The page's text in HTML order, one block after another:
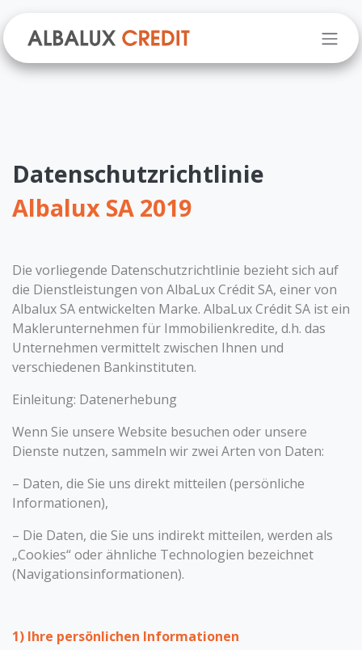
Datenschutzrichtlinie
Albalux SA 2019
Die vorliegende Datenschutzrichtlinie bezieht sich auf
die Dienstleistungen von AlbaLux Crédit SA, einer von
Albalux SA entwickelten Marke. AlbaLux Crédit SA ist ein
Maklerunternehmen für Immobilienkredite, d.h. das
Unternehmen vermittelt zwischen Ihnen und
verschiedenen Bankinstituten.
Einleitung: Datenerhebung
Wenn Sie unsere Website besuchen oder unsere
Dienste nutzen, sammeln wir zwei Arten von Daten:
– Daten, die Sie uns direkt mitteilen (persönliche
Informationen),
– Die Daten, die Sie uns indirekt mitteilen, werden als
„Cookies“ oder ähnliche Technologien bezeichnet
(Navigationsinformationen).
1) Ihre persönlichen Informationen